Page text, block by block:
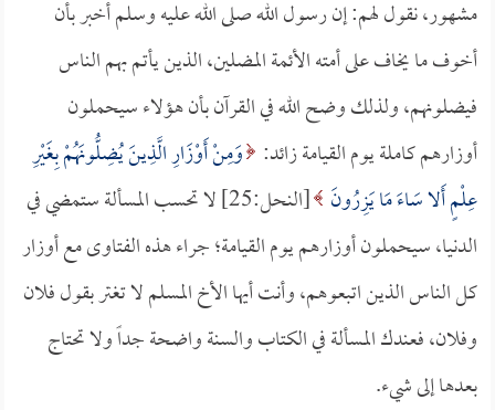
مشهور، نقول لهم: إن رسول الله صلى الله عليه وسلم أخبر بأن
أخوف ما يخاف على أمته الأئمة المضلين، الذين يأتم بهم الناس
فيضلونهم، ولذلك وضح الله في القرآن بأن هؤلاء سيحملون
أوزارهم كاملة يوم القيامة زائد: وَمِنْ أَوْزَارِ الَّذِينَ يُضِلُّونَهُمْ بِغَيْرِ
عِلْمٍ أَلا سَاءَ مَا يَزِرُونَ
[النحل:25] لا تحسب المسألة ستمضي في
الدنيا، سيحملون أوزارهم يوم القيامة؛ جراء هذه الفتاوى مع أوزار
كل الناس الذين اتبعوهم، وأنت أيها الأخ المسلم لا تغتر بقول فلان
وفلان، فعندك المسألة في الكتاب والسنة واضحة جداً ولا تحتاج
بعدها إلى شيء.